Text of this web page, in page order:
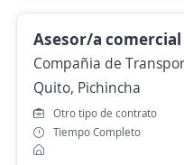
Asesor/a comercial
Compañia de
Quito, Pichincha
Otro tipo de contrato
Tiempo Completo